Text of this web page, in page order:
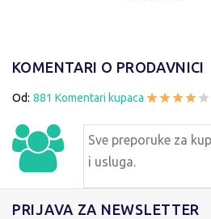
KOMENTARI O PRODAVNICI
Od: 881 Komentari kupaca
Sve preporuke za
i usluga.
PRIJAVA ZA NEWSLETTER